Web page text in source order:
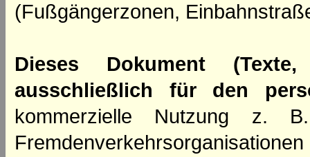
(Fußgängerzonen,
Dieses Dokument
ausschließlich für den
kommerzielle Nutzung z.